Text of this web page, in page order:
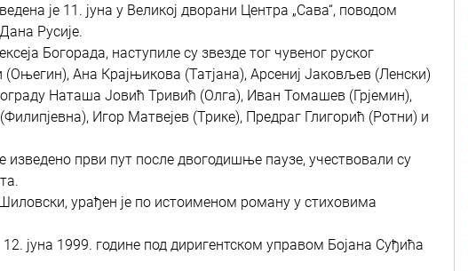
је 11. јуна у Великој дворани Центра „Сава“, поводом
Русије.
Богорада, наступиле су звезде тог чувеног руског
Ана Крајњикова (Татјана), Арсениј Јаковљев (Ленски)
Наташа Јовић Тривић (Олга), Иван Томашев (Грјемин),
Игор Матвејев (Трике), Предраг Глигорић (Ротни) и
изведено први пут после двогодишње паузе, учествовали су
урађен је по истоименом роману у стиховима
јуна 1999. године под диригентском управом Бојана Суђића